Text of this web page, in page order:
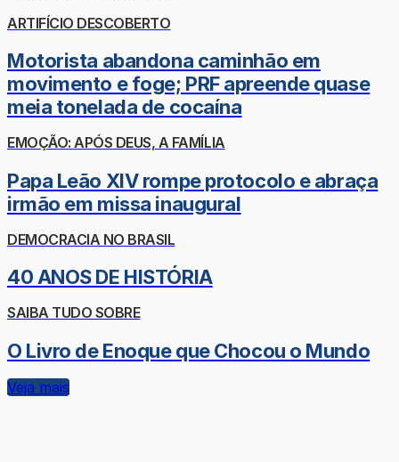
ARTIFÍCIO DESCOBERTO
Motorista abandona caminhão em
movimento e foge; PRF apreende quase
meia tonelada de cocaína
EMOÇÃO: APÓS DEUS, A FAMÍLIA
Papa Leão XIV rompe protocolo e abraça
irmão em missa inaugural
DEMOCRACIA NO BRASIL
40 ANOS DE HISTÓRIA
SAIBA TUDO SOBRE
O Livro de Enoque que Chocou o Mundo
Veja mais